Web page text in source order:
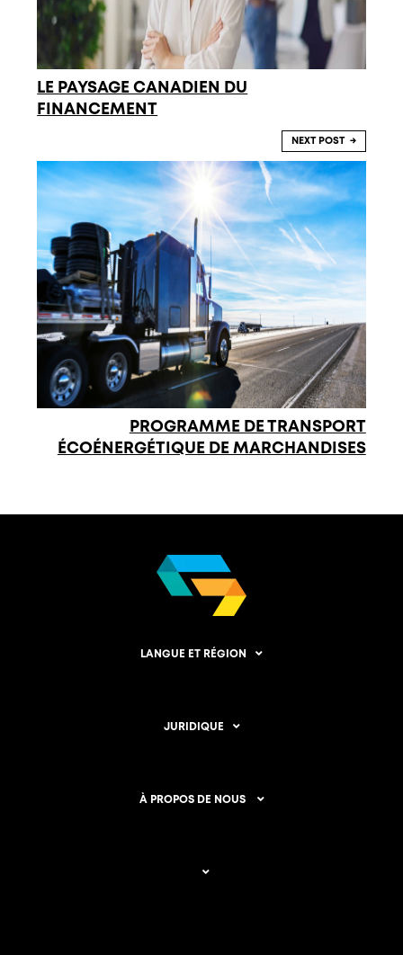
LE PAYSAGE CANADIEN DU
FINANCEMENT
NEXT POST
PROGRAMME DE TRANSPORT
ÉCOÉNERGÉTIQUE DE MARCHANDISES
LANGUE ET RÉGION
JURIDIQUE
À PROPOS DE NOUS